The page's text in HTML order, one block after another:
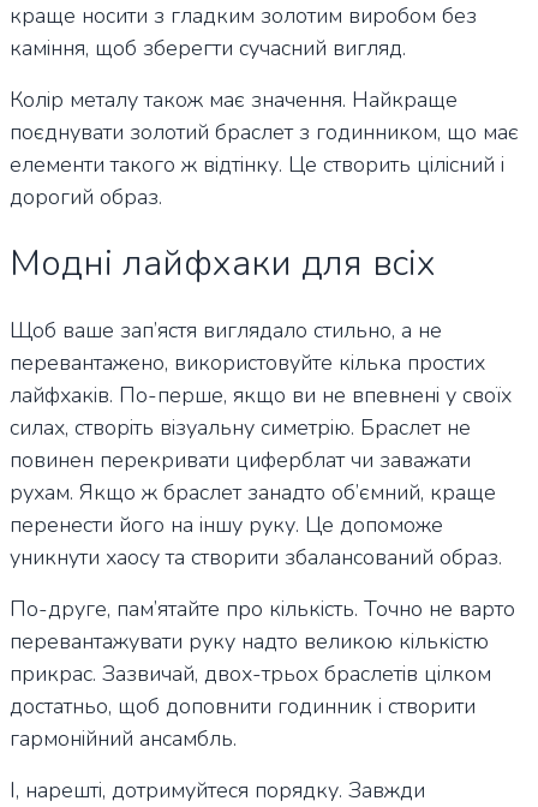
краще носити з гладким золотим виробом без
каміння, щоб зберегти сучасний вигляд.
Колір металу також має значення. Найкраще
поєднувати золотий браслет з годинником, що має
елементи такого ж відтінку. Це створить цілісний і
дорогий образ.
Модні лайфхаки для всіх
Щоб ваше зап’ястя виглядало стильно, а не
перевантажено, використовуйте кілька простих
лайфхаків. По-перше, якщо ви не впевнені у своїх
силах, створіть візуальну симетрію. Браслет не
повинен перекривати циферблат чи заважати
рухам. Якщо ж браслет занадто об’ємний, краще
перенести його на іншу руку. Це допоможе
уникнути хаосу та створити збалансований образ.
По-друге, пам’ятайте про кількість. Точно не варто
перевантажувати руку надто великою кількістю
прикрас. Зазвичай, двох-трьох браслетів цілком
достатньо, щоб доповнити годинник і створити
гармонійний ансамбль.
І, нарешті, дотримуйтеся порядку. Завжди